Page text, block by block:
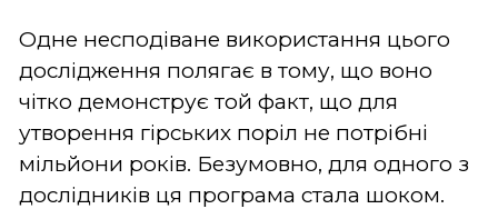
Одне несподіване використання цього
дослідження полягає в тому, що воно
чітко демонструє той факт, що для
утворення гірських поріл не потрібні
мільйони років. Безумовно, для одного з
дослідників ця програма стала шоком.